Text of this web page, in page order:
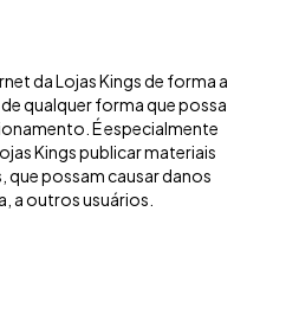
da Lojas Kings de forma a
qualquer forma que possa
É especialmente
Kings publicar materiais
possam causar danos
a outros usuários.